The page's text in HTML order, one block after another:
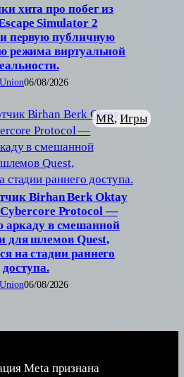
хита про побег из
Simulator 2
первую публичную
режима виртуальной
06/08/2026
Birhan Berk Oktay
Cybercore Protocol —
аркаду в смешанной
для шлемов Quest,
на стадии раннего
доступа.
MR, Игры
06/08/2026
Meta признана